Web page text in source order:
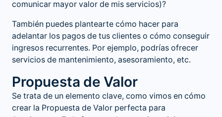
comunicar mayor valor de mis servicios)?
También puedes plantearte cómo hacer para
adelantar los pagos de tus clientes o cómo conseguir
ingresos recurrentes. Por ejemplo, podrías ofrecer
servicios de mantenimiento, asesoramiento, etc.
Propuesta de Valor
Se trata de un elemento clave, como vimos en cómo
crear la Propuesta de Valor perfecta para